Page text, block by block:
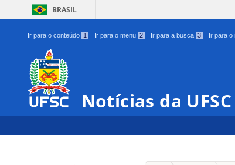
BRASIL
Ir para o conteúdo 1 Ir para o menu 2 Ir para a busca 3 Ir para o
Notícias da UFSC